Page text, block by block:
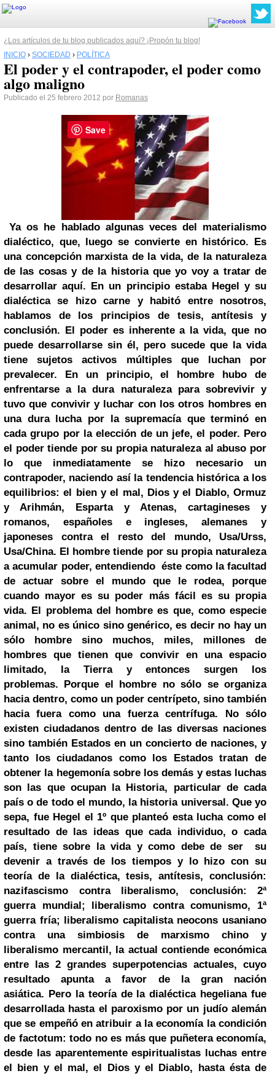
¿Los artículos de tu blog publicados aquí? ¡Propón tu blog!
INICIO › SOCIEDAD › POLÍTICA
El poder y el contrapoder, el poder como
algo maligno
Publicado el 25 febrero 2012 por Romanas
Ya os he hablado algunas veces del materialismo
dialéctico, que, luego se convierte en histórico. Es
una concepción marxista de la vida, de la naturaleza
de las cosas y de la historia que yo voy a tratar de
desarrollar aquí. En un principio estaba Hegel y su
dialéctica se hizo carne y habitó entre nosotros,
hablamos de los principios de tesis, antítesis y
conclusión. El poder es inherente a la vida, que no
puede desarrollarse sin él, pero sucede que la vida
tiene sujetos activos múltiples que luchan por
prevalecer. En un principio, el hombre hubo de
enfrentarse a la dura naturaleza para sobrevivir y
tuvo que convivir y luchar con los otros hombres en
una dura lucha por la supremacía que terminó en
cada grupo por la elección de un jefe, el poder. Pero
el poder tiende por su propia naturaleza al abuso por
lo que inmediatamente se hizo necesario un
contrapoder, naciendo así la tendencia histórica a los
equilibrios: el bien y el mal, Diosy el Diablo, Ormuz
y Arihmán, Espartay Atenas, cartagineses y
romanos, españoles e ingleses, alemanes y
japoneses contra el resto del mundo, Usa/Urss,
Usa/China. El hombre tiende por su propia naturaleza
a acumular poder, entendiendo éste como la facultad
de actuar sobre el mundo que le rodea, porque
cuando mayor es su poder más fácil es su propia
vida. El problema del hombre es que, como especie
animal, no es único sino genérico, es decir no hay un
sólo hombre sino muchos, miles, millones de
hombres que tienen que convivir en una espacio
limitado, la Tierra y entonces surgen los
problemas. Porque el hombre no sólo se organiza
hacia dentro, como un poder centrípeto, sino también
hacia fuera como una fuerza centrífuga. No sólo
existen ciudadanos dentro de las diversas naciones
sino también Estados en un concierto de naciones, y
tanto los ciudadanos como los Estados tratan de
obtener la hegemonía sobre los demás y estas luchas
son las que ocupan la Historia, particular de cada
país o de todo el mundo, la historia universal. Que yo
sepa, fue Hegel el 1º que planteó esta lucha como el
resultado de las ideas que cada individuo, o cada
país, tiene sobre la vida y como debe de ser su
devenir a través de los tiempos y lo hizo con su
teoría de la dialéctica, tesis, antítesis, conclusión:
nazifascismo contra liberalismo, conclusión: 2ª
guerra mundial; liberalismo contra comunismo, 1ª
guerra fría; liberalismo capitalista neocons usaniano
contra una simbiosis de marxismo chino y
liberalismo mercantil, la actual contiende económica
entre las 2 grandes superpotencias actuales, cuyo
resultado apunta a favor de la gran nación
asiática. Pero la teoría de la dialéctica hegeliana fue
desarrollada hasta el paroxismo por un judío alemán
que se empeñó en atribuir a la economía la condición
de factotum: todo no es más que puñetera economía,
desde las aparentemente espiritualistas luchas entre
el bien y el mal, el Dios y el Diablo, hasta ésta de
Save